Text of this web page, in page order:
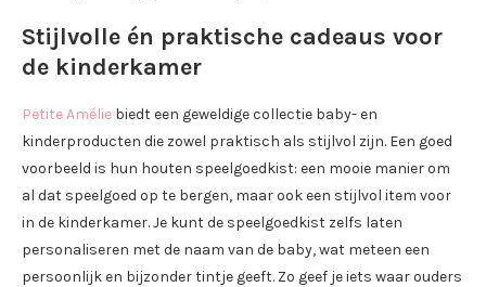
Stijlvolle én praktische cadeaus voor
de kinderkamer
Petite Amélie biedt een geweldige collectie baby- en
kinderproducten die zowel praktisch als stijlvol zijn. Een goed
voorbeeld is hun houten speelgoedkist: een mooie manier om
al dat speelgoed op te bergen, maar ook een stijlvol item voor
in de kinderkamer. Je kunt de speelgoedkist zelfs laten
personaliseren met de naam van de baby, wat meteen een
persoonlijk en bijzonder tintje geeft. Zo geef je iets waar ouders